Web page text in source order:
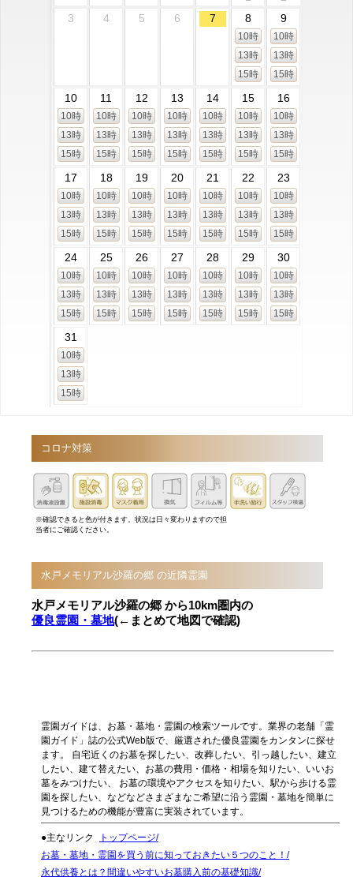
3
4 5 6 7 8
10時
13時
15時
9
10時
13時
15時
10
10時
13時
15時
11
10時
13時
15時
12
10時
13時
15時
13
10時
13時
15時
14
10時
13時
15時
15
10時
13時
15時
16
10時
13時
15時
17
10時
13時
15時
18
10時
13時
15時
19
10時
13時
15時
20
10時
13時
15時
21
10時
13時
15時
22
10時
13時
15時
23
10時
13時
15時
24
10時
13時
15時
25
10時
13時
15時
26
10時
13時
15時
27
10時
13時
15時
28
10時
13時
15時
29
10時
13時
15時
30
10時
13時
15時
31
10時
13時
15時
コロナ対策
※確認できると色が付きます。状況は日々変わりますので担
当者にご確認ください。
水戸メモリアル沙羅の郷 の近隣霊園
水戸メモリアル沙羅の郷 から10km圏内の
優良霊園・墓地(←まとめて地図で確認)
霊園ガイドは、お墓・墓地・霊園の検索ツールです。業界の老舗「霊
園ガイド」誌の公式Web版で、厳選された優良霊園をカンタンに探せ
ます。 自宅近くのお墓を探したい、改葬したい、引っ越したい、建立
したい、建て替えたい、お墓の費用・価格・相場を知りたい、いいお
墓をみつけたい、 お墓の環境やアクセスを知りたい、駅から歩ける霊
園を探したい、などなどさまざまなご希望に沿う霊園・墓地を簡単に
見つけるための機能が豊富に実装されています。
●主なリンク
トップページ
お墓・墓地・霊園を買う前に知っておきたい５つのこと！
永代供養とは？間違いやすいお墓購入前の基礎知識